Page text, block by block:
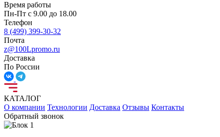
Время работы
Пн-Пт с 9.00 до 18.00
Телефон
8 (499) 399-30-32
Почта
z@100Lpromo.ru
Доставка
По России
КАТАЛОГ
О компании Технологии Доставка Отзывы Контакты
Обратный звонок